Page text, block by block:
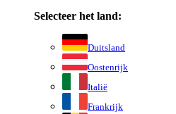
Selecteer het land:
Duitsland
Oostenrijk
Italië
Frankrijk